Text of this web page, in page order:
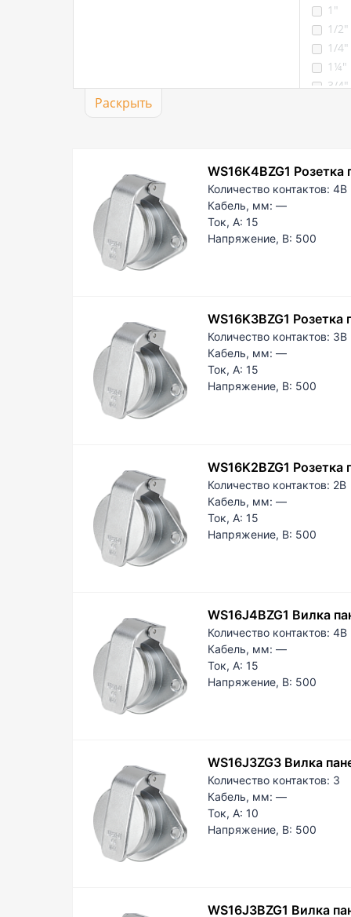
1"
1/2"
1/4"
1¼"
3/4"
16,8
25
PG
PG
Раскрыть
WS16K4BZG1 Розетка
Количество контактов: 4B
Кабель, мм: —
Ток, А: 15
Напряжение, В: 500
WS16K3BZG1 Розетка
Количество контактов: 3B
Кабель, мм: —
Ток, А: 15
Напряжение, В: 500
WS16K2BZG1 Розетка
Количество контактов: 2B
Кабель, мм: —
Ток, А: 15
Напряжение, В: 500
WS16J4BZG1 Вилка
Количество контактов: 4B
Кабель, мм: —
Ток, А: 15
Напряжение, В: 500
WS16J3ZG3 Вилка
Количество контактов: 3
Кабель, мм: —
Ток, А: 10
Напряжение, В: 500
WS16J3BZG1 Вилка